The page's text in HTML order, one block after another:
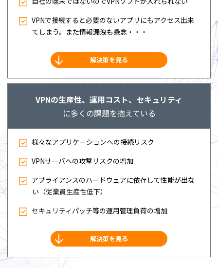
VPNで接続すると必要のないアプリにもアクセス出来
てしまう。また情報漏洩も懸念・・・
解決策を見る
VPNの⽣産性、運⽤コスト、セキュリティ
に多くの課題を抱えている
様々なアプリケーションへの接続リスク
VPNサーバへの攻撃リスクの増加
アプライアンスのハードウェアに依存して性能が出な
い（従業員⽣産性低下）
セキュリティパッチ等の運⽤管理負荷の増加
解決策を見る